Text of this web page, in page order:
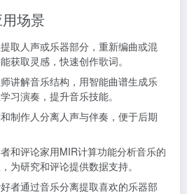
场景
取人声或乐器部分，重新编曲或混
获取灵感，快速创作歌词。
讲解音乐结构，用智能曲谱生成乐
习演奏，提升音乐技能。
制作人分离人声与伴奏，便于后期
和评论家用MIR计算功能分析音乐的
为研究和评论提供数据支持。
者通过音乐分离提取喜欢的乐器部